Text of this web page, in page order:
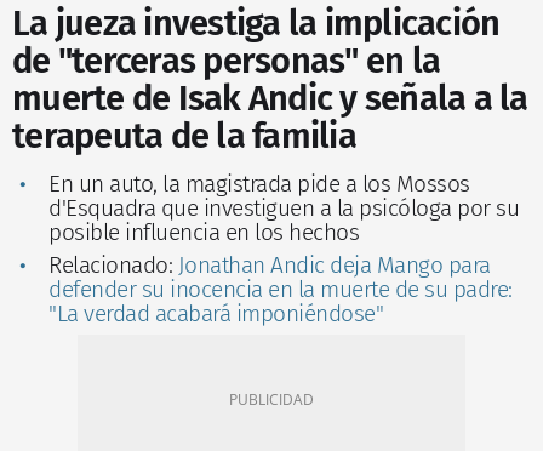
La jueza investiga la implicación
de "terceras personas" en la
muerte de Isak Andic y señala a la
terapeuta de la familia
En un auto, la magistrada pide a los Mossos
d'Esquadra que investiguen a la psicóloga por su
posible influencia en los hechos
Relacionado: Jonathan Andic deja Mango para
defender su inocencia en la muerte de su padre:
"La verdad acabará imponiéndose"